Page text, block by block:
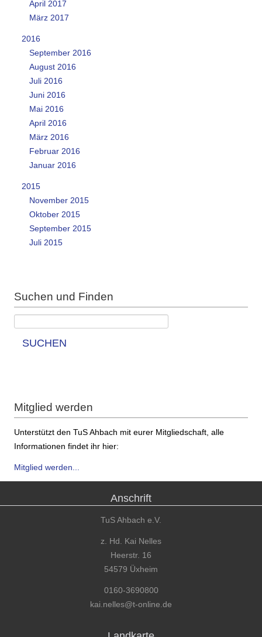
April 2017
März 2017
2016
September 2016
August 2016
Juli 2016
Juni 2016
Mai 2016
April 2016
März 2016
Februar 2016
Januar 2016
2015
November 2015
Oktober 2015
September 2015
Juli 2015
Suchen und Finden
SUCHEN
Mitglied werden
Unterstützt den TuS Ahbach mit eurer Mitgliedschaft, alle
Informationen findet ihr hier:
Mitglied werden...
Anschrift
TuS Ahbach e.V.
z. Hd. Kai Nelles
Heerstr. 16
54579 Üxheim
0160-3690800
kai.nelles@t-online.de